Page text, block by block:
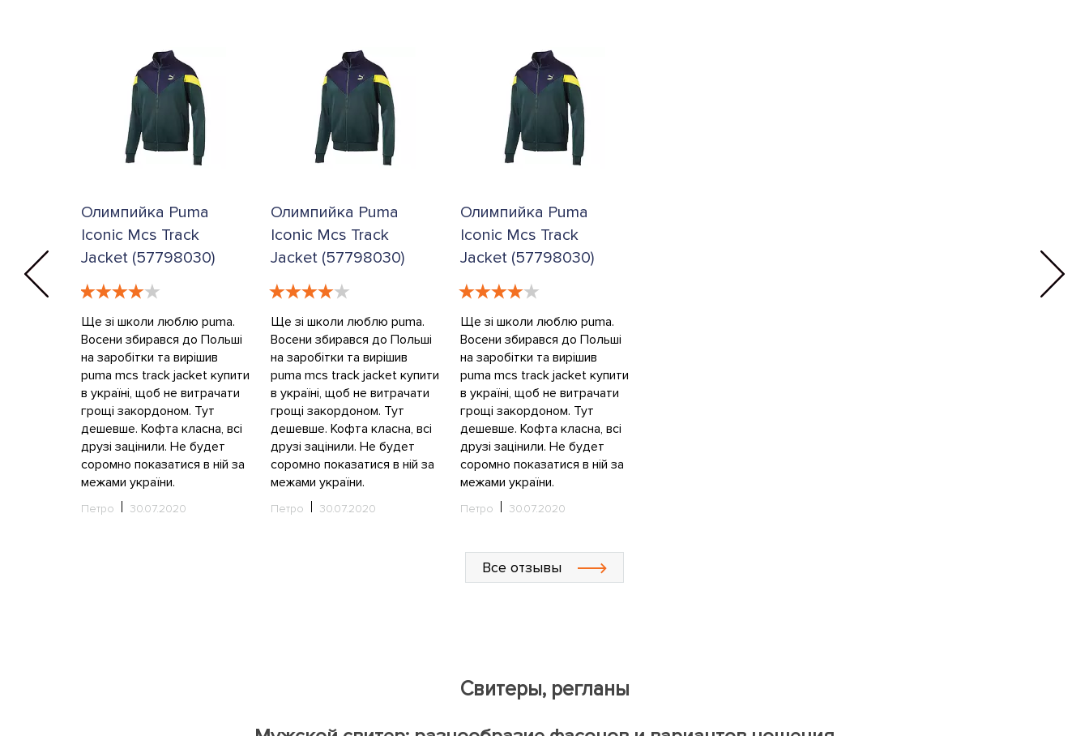
Олимпийка Puma
Iconic Mcs Track
Jacket (57798030)
Ще зi школи люблю puma.
Восени збирався до Польшi
на заробiтки та вирiшив
puma mcs track jacket купити
в україні, щоб не витрачати
грощi закордоном. Тут
дешевше. Кофта класна, всi
друзi зацiнили. Не будет
соромно показатися в нiй за
межами україни.
Петро 30.07.2020
Олимпийка Puma
Iconic Mcs Track
Jacket (57798030)
Ще зi школи люблю puma.
Восени збирався до Польшi
на заробiтки та вирiшив
puma mcs track jacket купити
в україні, щоб не витрачати
грощi закордоном. Тут
дешевше. Кофта класна, всi
друзi зацiнили. Не будет
соромно показатися в нiй за
межами україни.
Петро 30.07.2020
Олимпийка Puma
Iconic Mcs Track
Jacket (57798030)
Ще зi школи люблю puma.
Восени збирався до Польшi
на заробiтки та вирiшив
puma mcs track jacket купити
в україні, щоб не витрачати
грощi закордоном. Тут
дешевше. Кофта класна, всi
друзi зацiнили. Не будет
соромно показатися в нiй за
межами україни.
Петро 30.07.2020
Все отзывы
Свитеры, регланы